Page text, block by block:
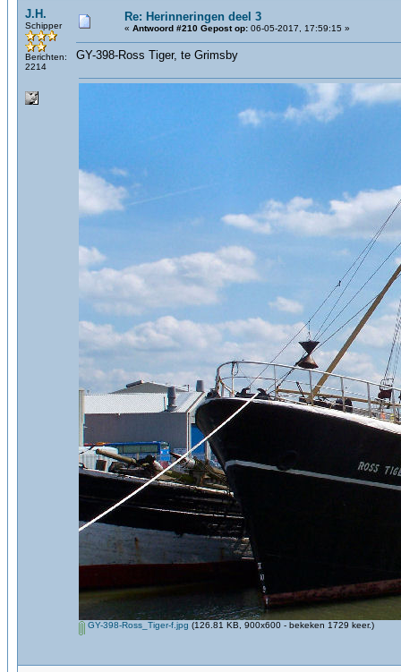
J.H.
Schipper
Berichten:
2214
Re: Herinneringen deel 3
« Antwoord #210 Gepost op: 06-05-2017, 17:59:15 »
GY-398-Ross Tiger, te Grimsby
GY-398-Ross_Tiger-f.jpg (126.81 KB, 900x600 - bekeken 1729 keer.)